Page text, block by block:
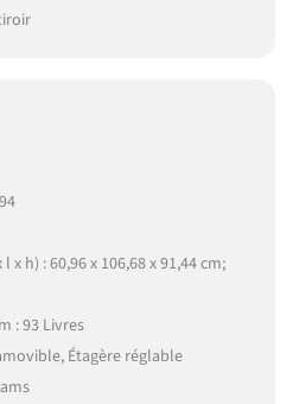
h) : 60,96 x 106,68 x 91,44 cm;
: 93 Livres
Étagère réglable